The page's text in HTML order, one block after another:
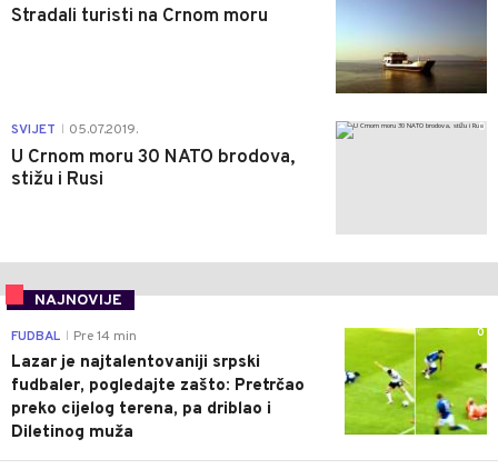
Stradali turisti na Crnom moru
SVIJET 05.07.2019.
U Crnom moru 30 NATO brodova,
stižu i Rusi
0
NAJNOVIJE
0
FUDBAL Pre 14 min
Lazar je najtalentovaniji srpski
fudbaler, pogledajte zašto: Pretrčao
preko cijelog terena, pa driblao i
Diletinog muža